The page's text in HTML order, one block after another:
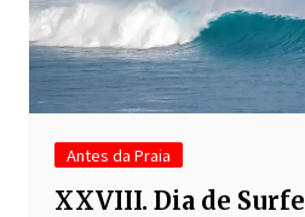
Antes da Praia
XXVIII. Dia de Surfe